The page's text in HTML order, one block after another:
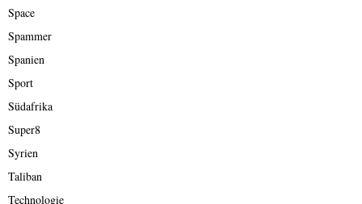
Space
Spammer
Spanien
Sport
Südafrika
Super8
Syrien
Taliban
Technologie